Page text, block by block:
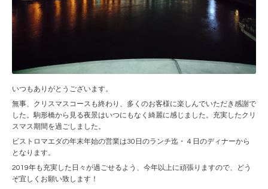
いつもありがとうございます。
無事、クリスマスコースも終わり、多くのお客様に楽しんでいただき感謝で
した。駒形橋から見る夜景はいつにもなく綺麗に感じました。充実したクリ
スマス期間を過ごしました。
ビストロマエダの年末年始の営業は30日のランチ迄・４日のディナーから
となります。
2019年も充実した日々が過ごせるよう、今年以上に頑張りますので、どう
ぞ宜しくお願い致します！